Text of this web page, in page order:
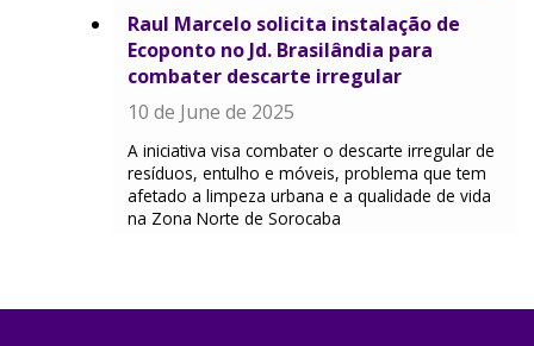
Raul Marcelo solicita instalação de
Ecoponto no Jd. Brasilândia para
combater descarte irregular
10 de June de 2025
A iniciativa visa combater o descarte irregular de
resíduos, entulho e móveis, problema que tem
afetado a limpeza urbana e a qualidade de vida
na Zona Norte de Sorocaba